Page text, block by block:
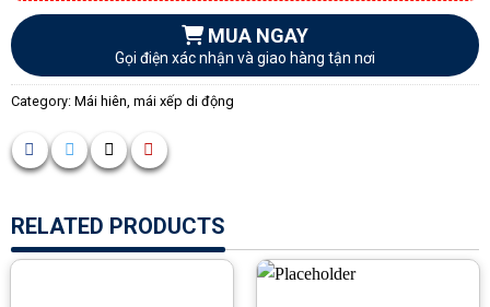
MUA NGAY
Gọi điện xác nhận và giao hàng tận nơi
Category: Mái hiên, mái xếp di động
RELATED PRODUCTS